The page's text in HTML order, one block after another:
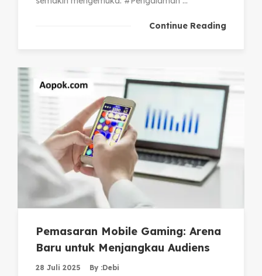
Continue Reading
Pemasaran Mobile Gaming: Arena
Baru untuk Menjangkau Audiens
28 Juli 2025 By :Debi